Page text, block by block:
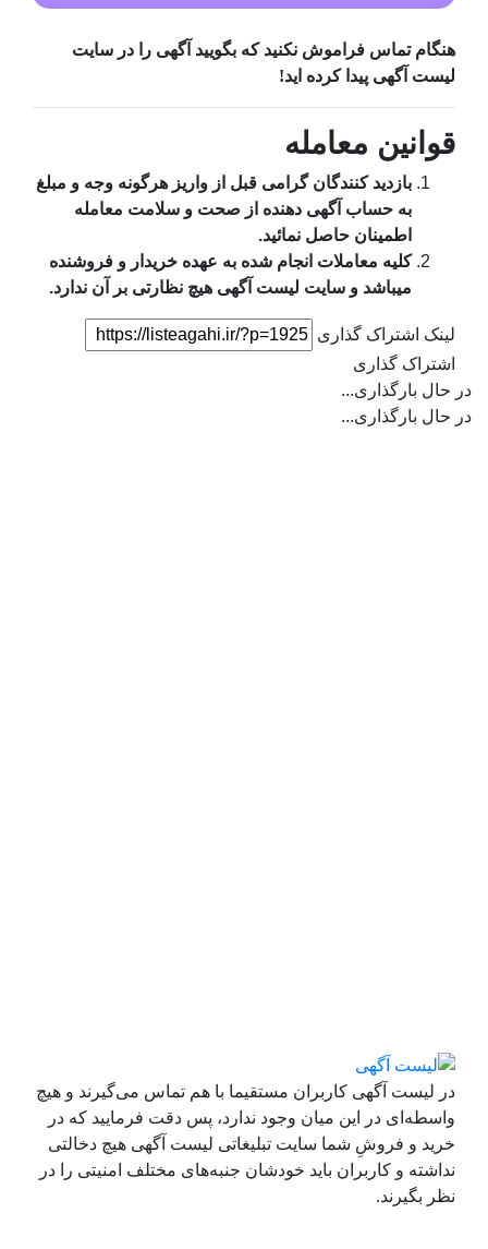
هنگام تماس فراموش نکنید که بگویید آگهی را در سایت
لیست آگهی پیدا کرده اید!
قوانین معامله
بازدید کنندگان گرامی قبل از واریز هرگونه وجه و مبلغ
به حساب آگهی دهنده از صحت و سلامت معامله
اطمینان حاصل نمائید.
کلیه معاملات انجام شده به عهده خریدار و فروشنده
میباشد و سایت لیست آگهی هیچ نظارتی بر آن ندارد.
لینک اشتراک گذاری
اشتراک گذاری
در حال بارگذاری...
در حال بارگذاری...
در لیست آگهی کاربران مستقیما با هم تماس می‌گیرند و هیچ
واسطه‌ای در این میان وجود ندارد، پس دقت فرمایید که در
خرید و فروشِ شما سایت تبلیغاتی لیست آگهی هیچ دخالتی
نداشته و کاربران باید خودشان جنبه‌های مختلف امنیتی را در
نظر بگیرند.